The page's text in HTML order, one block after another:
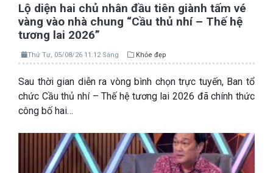
Lộ diện hai chủ nhân đầu tiên giành tấm vé
vàng vào nhà chung “Cầu thủ nhí – Thế hệ
tương lai 2026”
Thứ Tư, 05/08/26 11:12 Sáng Khỏe đẹp
Sau thời gian diễn ra vòng bình chọn trực tuyến, Ban tổ
chức Cầu thủ nhí – Thế hệ tương lai 2026 đã chính thức
công bố hai…